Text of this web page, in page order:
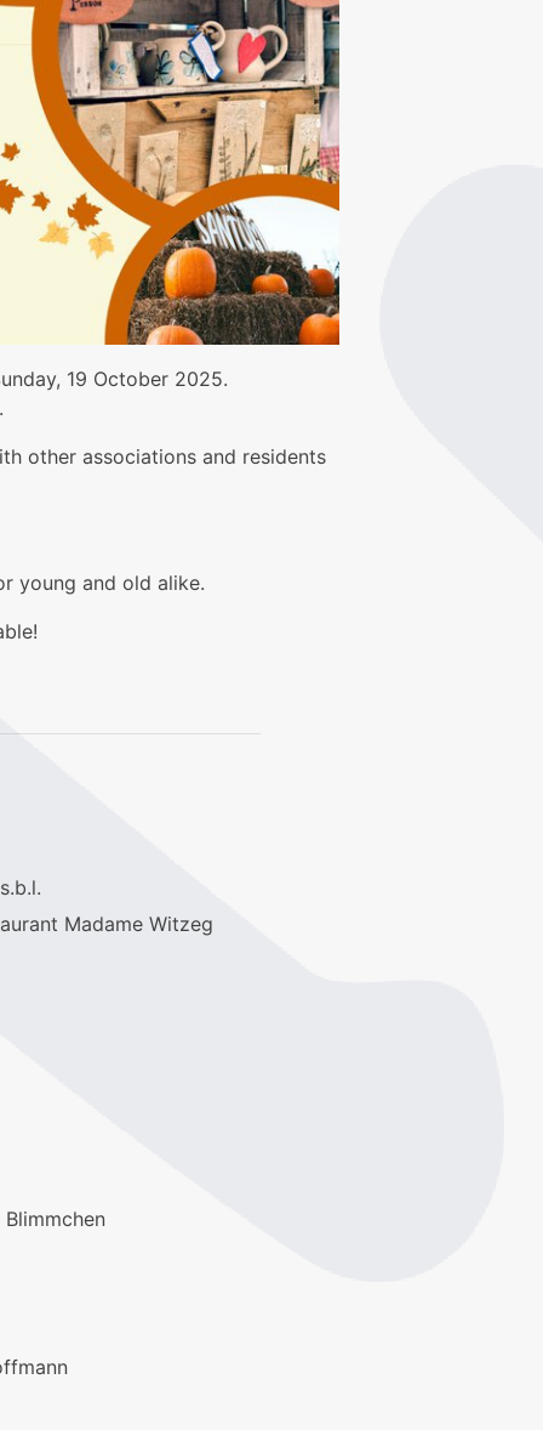
19 October 2025.
other associations and residents
young and old alike.
Madame Witzeg